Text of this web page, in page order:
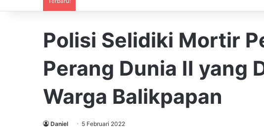
Polisi Selidiki Mortir
Perang Dunia II yang
Warga Balikpapan
Daniel 5 Februari 2022